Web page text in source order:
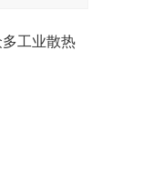
工业散热